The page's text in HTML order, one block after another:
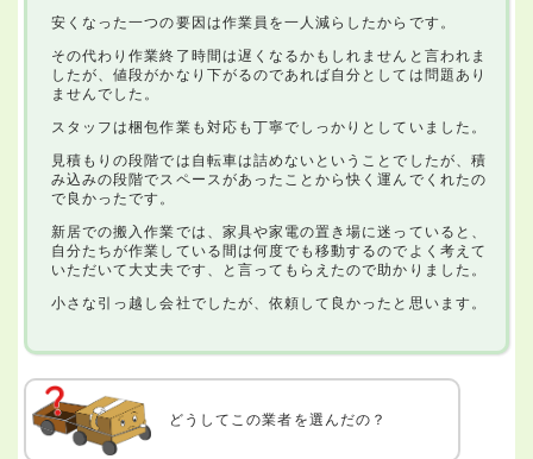
安くなった一つの要因は作業員を一人減らしたからです。
その代わり作業終了時間は遅くなるかもしれませんと言われま
したが、値段がかなり下がるのであれば自分としては問題あり
ませんでした。
スタッフは梱包作業も対応も丁寧でしっかりとしていました。
見積もりの段階では自転車は詰めないということでしたが、積
み込みの段階でスペースがあったことから快く運んでくれたの
で良かったです。
新居での搬入作業では、家具や家電の置き場に迷っていると、
自分たちが作業している間は何度でも移動するのでよく考えて
いただいて大丈夫です、と言ってもらえたので助かりました。
小さな引っ越し会社でしたが、依頼して良かったと思います。
どうしてこの業者を選んだの？